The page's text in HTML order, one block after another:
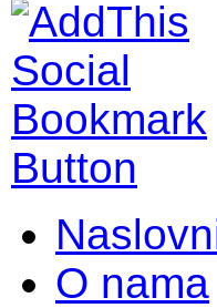
O nama